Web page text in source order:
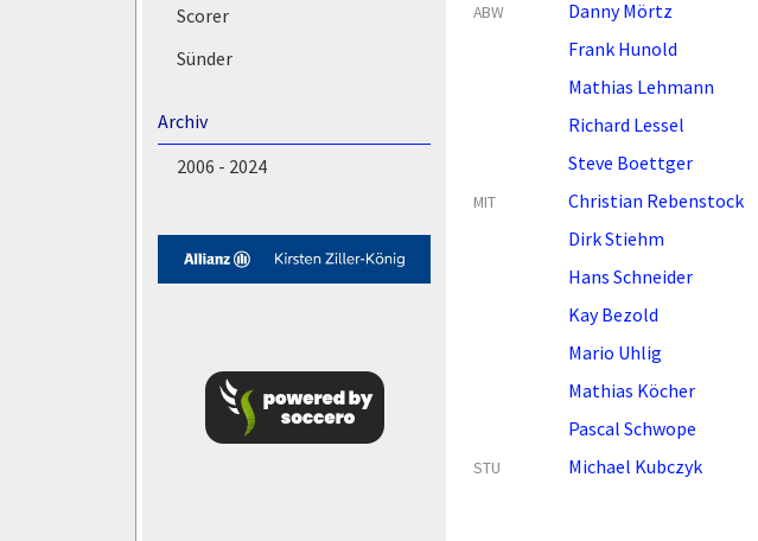
Scorer
Sünder
Archiv
2006 - 2024
ABW
Danny Mörtz
Frank Hunold
Mathias Lehmann
Richard Lessel
Steve Boettger
MIT
Christian Rebenstock
Dirk Stiehm
Hans Schneider
Kay Bezold
Mario Uhlig
Mathias Köcher
Pascal Schwope
STU Michael Kubczyk